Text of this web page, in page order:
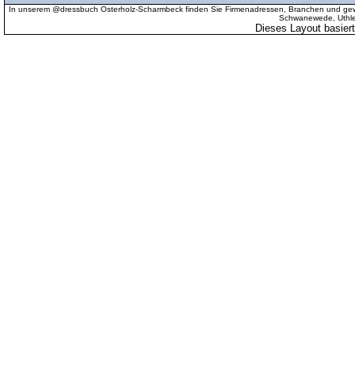
In unserem @dressbuch Osterholz-Scharmbeck finden Sie Firmenadressen, Branchen und
Schwanewede,
Dieses Layout